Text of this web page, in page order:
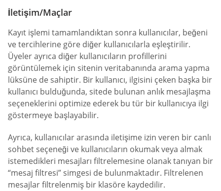
İletişim/Maçlar
Kayıt işlemi tamamlandıktan sonra kullanıcılar, beğeni
ve tercihlerine göre diğer kullanıcılarla eşleştirilir.
Üyeler ayrıca diğer kullanıcıların profillerini
görüntülemek için sitenin veritabanında arama yapma
lüksüne de sahiptir. Bir kullanıcı, ilgisini çeken başka bir
kullanıcı bulduğunda, sitede bulunan anlık mesajlaşma
seçeneklerini optimize ederek bu tür bir kullanıcıya ilgi
göstermeye başlayabilir.
Ayrıca, kullanıcılar arasında iletişime izin veren bir canlı
sohbet seçeneği ve kullanıcıların okumak veya almak
istemedikleri mesajları filtrelemesine olanak tanıyan bir
“mesaj filtresi” simgesi de bulunmaktadır. Filtrelenen
mesajlar filtrelenmiş bir klasöre kaydedilir.